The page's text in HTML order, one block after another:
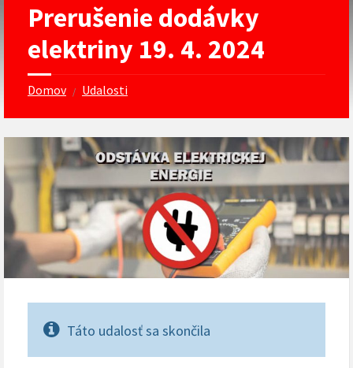
Prerušenie dodávky
elektriny 19. 4. 2024
Domov / Udalosti
Táto udalosť sa skončila